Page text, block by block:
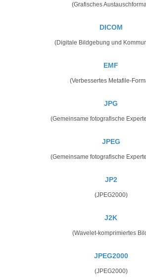
(Grafisches
DICOM
(Digitale Bildgebung und
EMF
(Verbessertes Metafile-
JPG
(Gemeinsame fotografische
JPEG
(Gemeinsame fotografische
JP2
(JPEG2000)
J2K
(Wavelet-komprimiertes
JPEG2000
(JPEG2000)